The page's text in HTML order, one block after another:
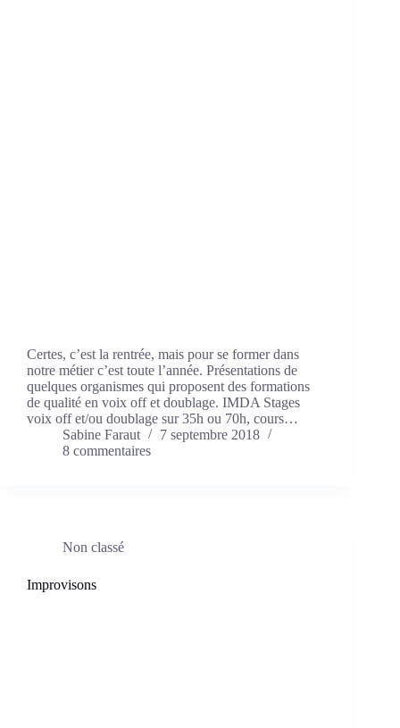
Certes, c’est la rentrée, mais pour se former dans
notre métier c’est toute l’année. Présentations de
quelques organismes qui proposent des formations
de qualité en voix off et doublage. IMDA Stages
voix off et/ou doublage sur 35h ou 70h, cours…
Sabine Faraut
7 septembre 2018
8 commentaires
Non classé
Improvisons